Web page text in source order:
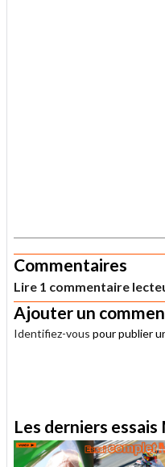
Commentaires
Lire 1 commentaire
Ajouter un
Identifiez-vous pour publier
Les derniers essais